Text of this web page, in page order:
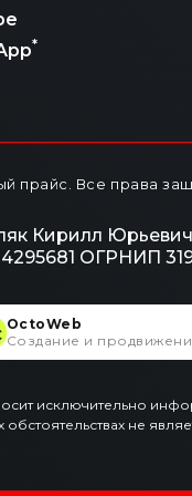
*
прайс. Все права
Кирилл Юрьевич
ОГРНИП
исключительно
обстоятельствах не
OctoWeb
Создание и